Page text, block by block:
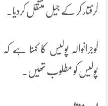
گرفتار کر کے جیل منتقل کردیا۔
پولیس کو مطلوب تھیں۔